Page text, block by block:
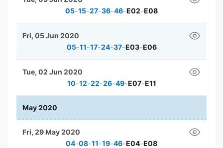
05-15-27-36-46-E02-E08
05-11-17-24-37-E03-E06
Fri, 05 Jun 2020
10-12-22-26-49-E07-E11
Tue, 02 Jun 2020
May 2020
04-08-11-19-46-E04-E08
Fri, 29 May 2020